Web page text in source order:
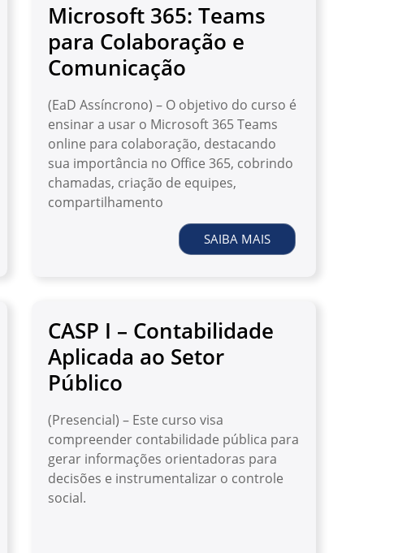
Microsoft 365: Teams
para Colaboração e
Comunicação
(EaD Assíncrono) – O objetivo do curso é
ensinar a usar o Microsoft 365 Teams
online para colaboração, destacando
sua importância no Office 365, cobrindo
chamadas, criação de equipes,
compartilhamento
SAIBA MAIS
CASP I – Contabilidade
Aplicada ao Setor
Público
(Presencial) – Este curso visa
compreender contabilidade pública para
gerar informações orientadoras para
decisões e instrumentalizar o controle
social.